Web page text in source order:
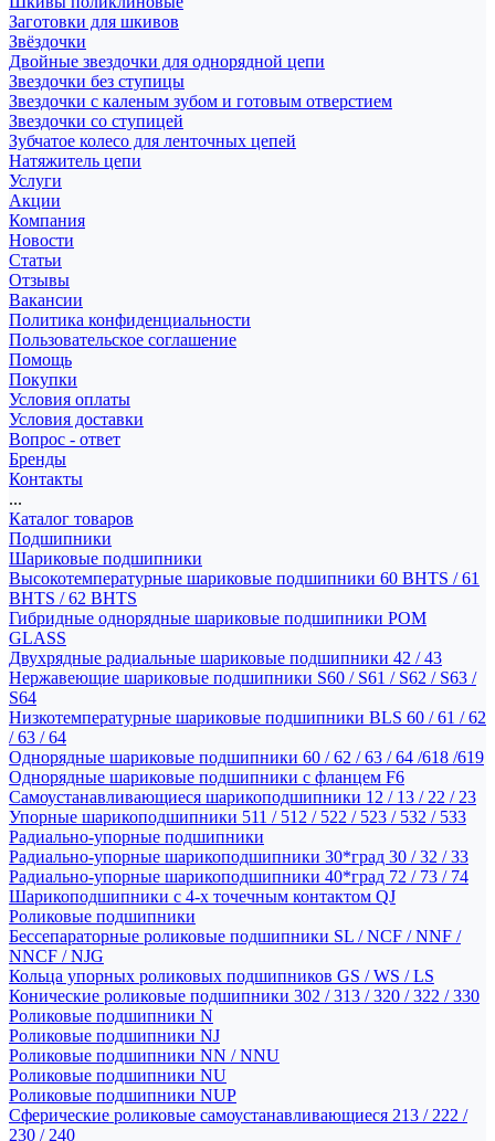
Заготовки для шкивов
Звёздочки
Двойные звездочки для однорядной цепи
Звездочки без ступицы
Звездочки с каленым зубом и готовым отверстием
Звездочки со ступицей
Зубчатое колесо для ленточных цепей
Натяжитель цепи
Услуги
Акции
Компания
Новости
Статьи
Отзывы
Вакансии
Политика конфиденциальности
Пользовательское соглашение
Помощь
Покупки
Условия оплаты
Условия доставки
Вопрос - ответ
Бренды
Контакты
...
Каталог товаров
Подшипники
Шариковые подшипники
Высокотемпературные шариковые подшипники 60 BHTS / 61
BHTS / 62 BHTS
Гибридные однорядные шариковые подшипники POM
GLASS
Двухрядные радиальные шариковые подшипники 42 / 43
Нержавеющие шариковые подшипники S60 / S61 / S62 / S63 /
S64
Низкотемпературные шариковые подшипники BLS 60 / 61 / 62
/ 63 / 64
Однорядные шариковые подшипники 60 / 62 / 63 / 64 /618 /619
Однорядные шариковые подшипники с фланцем F6
Самоустанавливающиеся шарикоподшипники 12 / 13 / 22 / 23
Упорные шарикоподшипники 511 / 512 / 522 / 523 / 532 / 533
Радиально-упорные подшипники
Радиально-упорные шарикоподшипники 30*град 30 / 32 / 33
Радиально-упорные шарикоподшипники 40*град 72 / 73 / 74
Шарикоподшипники с 4-х точечным контактом QJ
Роликовые подшипники
Бессепараторные роликовые подшипники SL / NCF / NNF /
NNCF / NJG
Кольца упорных роликовых подшипников GS / WS / LS
Конические роликовые подшипники 302 / 313 / 320 / 322 / 330
Роликовые подшипники N
Роликовые подшипники NJ
Роликовые подшипники NN / NNU
Роликовые подшипники NU
Роликовые подшипники NUP
Сферические роликовые самоустанавливающиеся 213 / 222 /
230 / 240